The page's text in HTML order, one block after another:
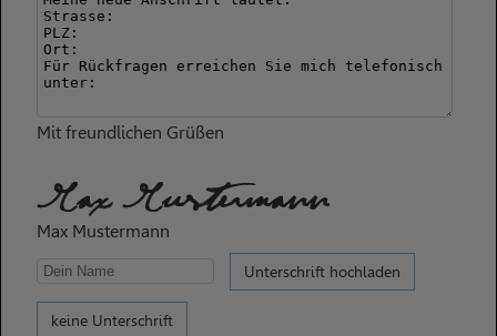
Mit freundlichen Grüßen
Max Mustermann
Max Mustermann
Unterschrift hochladen
keine Unterschrift